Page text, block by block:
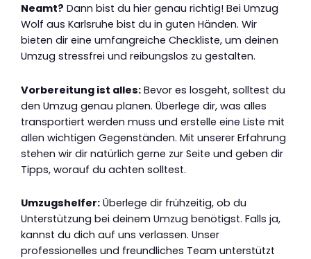
Neamt? Dann bist du hier genau richtig! Bei Umzug
Wolf aus Karlsruhe bist du in guten Händen. Wir
bieten dir eine umfangreiche Checkliste, um deinen
Umzug stressfrei und reibungslos zu gestalten.
Vorbereitung ist alles: Bevor es losgeht, solltest du
den Umzug genau planen. Überlege dir, was alles
transportiert werden muss und erstelle eine Liste mit
allen wichtigen Gegenständen. Mit unserer Erfahrung
stehen wir dir natürlich gerne zur Seite und geben dir
Tipps, worauf du achten solltest.
Umzugshelfer: Überlege dir frühzeitig, ob du
Unterstützung bei deinem Umzug benötigst. Falls ja,
kannst du dich auf uns verlassen. Unser
professionelles und freundliches Team unterstützt